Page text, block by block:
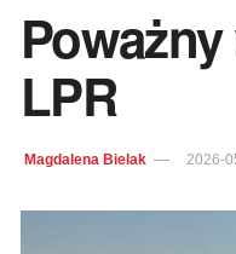
LPR
Magdalena Bielak 2026-